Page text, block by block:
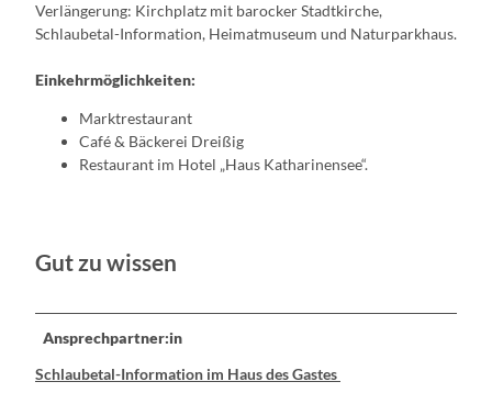
Verlängerung: Kirchplatz mit barocker Stadtkirche,
Schlaubetal-Information, Heimatmuseum und Naturparkhaus.
Einkehrmöglichkeiten:
Marktrestaurant
Café & Bäckerei Dreißig
Restaurant im Hotel „Haus Katharinensee“.
Gut zu wissen
Ansprechpartner:in
Schlaubetal-Information im Haus des Gastes